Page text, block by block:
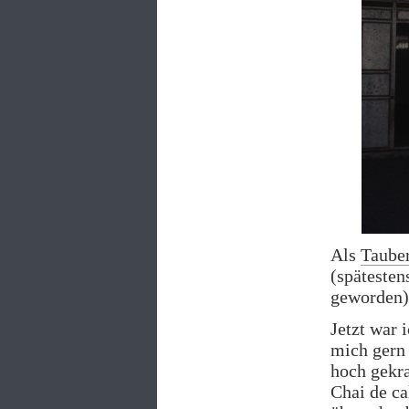
Als
Jetzt war
mich gern
hoch
Chai de